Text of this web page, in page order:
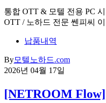
통합 OTT & 모텔 전용 PC
OTT / 노하드 전문 쎈피씨
납품내역
By모텔노하드.com
2026년 04월 17일
[NETROOM